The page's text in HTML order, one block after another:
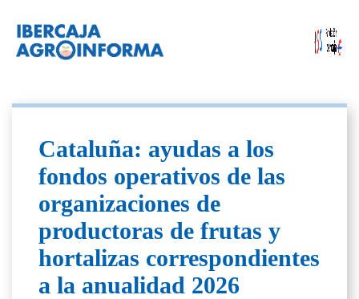
Cataluña: ayudas a los
fondos operativos de las
organizaciones de
productoras de frutas y
hortalizas correspondientes
a la anualidad 2026